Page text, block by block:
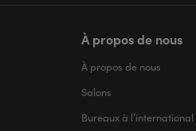
À propos de nous
À propos de nous
Salons
Bureaux à l’international